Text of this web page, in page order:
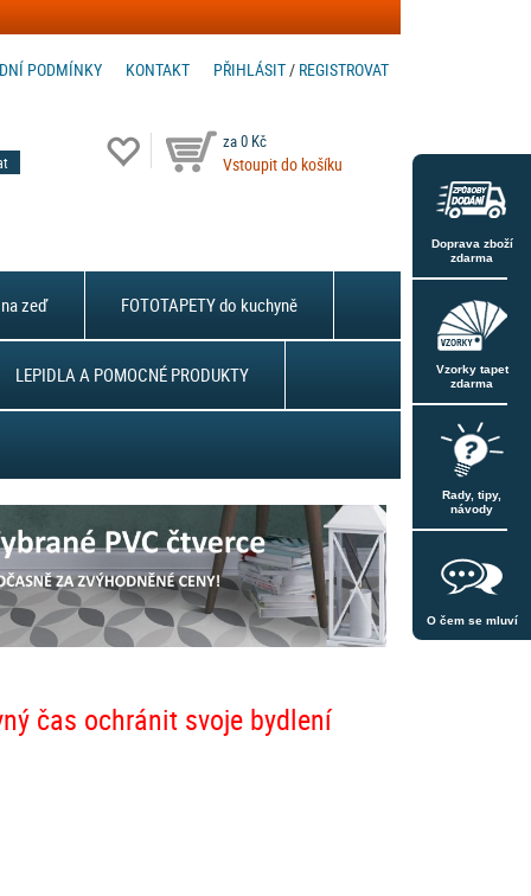
PŘIHLÁSIT/ REGISTROVAT
KONTAKT
PODMÍNKY
za 0 Kč
Vstoupit do košíku
zeď FOTOTAPETY do kuchyně
LEPIDLA A POMOCNÉ PRODUKTY
Doprava zboží
zdarma
Vzorky tapet
zdarma
Rady, tipy,
návody
O čem se mluví
čas ochránit svoje bydlení